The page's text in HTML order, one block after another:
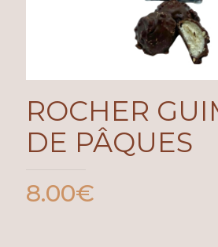
ROCHER
DE PÂQUES
8.00€